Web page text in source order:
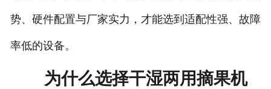
势、硬件配置与厂家实力，才能选到适配性强、故障
率低的设备。
为什么选择干湿两用摘果机